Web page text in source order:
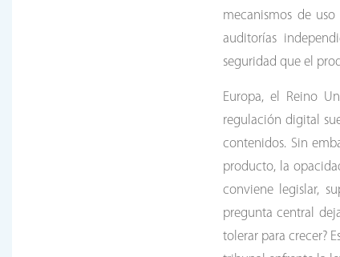
mecanismos de
auditorías
seguridad que el
Europa, el Reino
regulación digital
contenidos. Sin
producto, la
conviene legislar,
pregunta central
tolerar para crecer?